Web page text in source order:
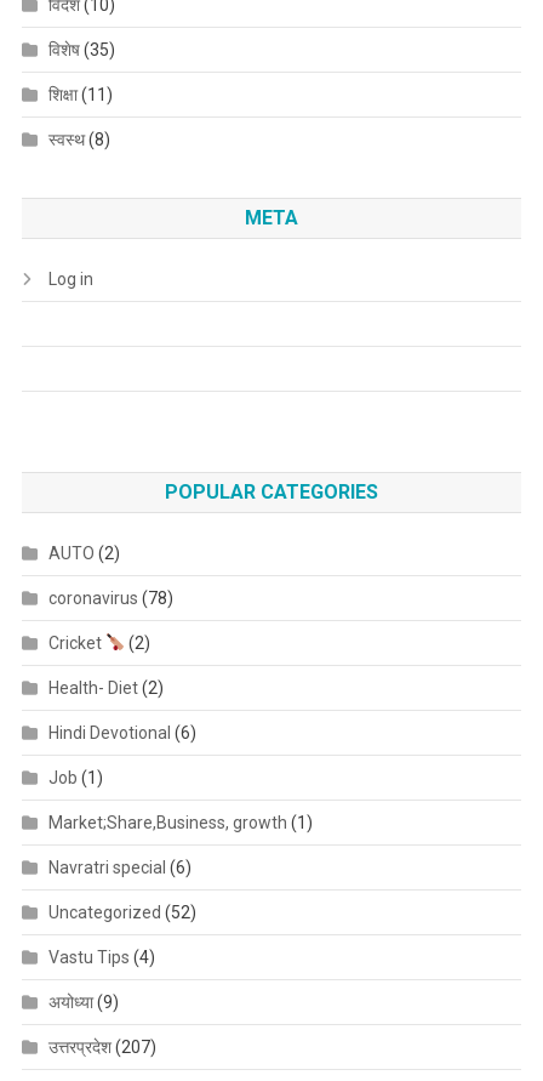
विदेश(10)
विशेष(35)
शिक्षा(11)
स्वस्थ(8)
META
Log in
POPULAR CATEGORIES
AUTO (2)
coronavirus (78)
Cricket (2)
Health- Diet(2)
Hindi Devotional (6)
Job (1)
Market;Share,Business, growth (1)
Navratri special (6)
Uncategorized (52)
Vastu Tips (4)
अयोध्या(9)
उत्तरप्रदेश(207)